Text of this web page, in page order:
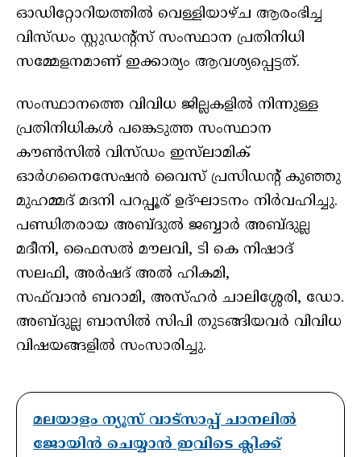
ഓഡിറ്റോറിയത്തിൽ വെള്ളിയാഴ്ച ആരംഭിച്ച
വിസ്ഡം സ്റ്റുഡന്റ്സ് സംസ്ഥാന പ്രതിനിധി
സമ്മേളനമാണ് ഇക്കാര്യം ആവശ്യപ്പെട്ടത്.
സംസ്ഥാനത്തെ വിവിധ ജില്ലകളിൽ നിന്നുള്ള
പ്രതിനിധികൾ പങ്കെടുത്ത സംസ്ഥാന
കൗൺസിൽ വിസ്ഡം ഇസ്‌ലാമിക്
ഓർഗനൈസേഷൻ വൈസ് പ്രസിഡന്റ് കുഞ്ഞു
മുഹമ്മദ് മദനി പറപ്പൂര് ഉദ്ഘാടനം നിർവഹിച്ചു.
പണ്ഡിതരായ അബ്ദുൽ ജബ്ബാർ അബ്ദുല്ല
മദീനി, ഫൈസൽ മൗലവി, ടി കെ നിഷാദ്
സലഫി, അർഷദ് അൽ ഹികമി,
സഫ്‌വാൻ ബറാമി, അസ്‌ഹർ ചാലിശ്ശേരി, ഡോ.
അബ്ദുല്ല ബാസിൽ സിപി തുടങ്ങിയവർ വിവിധ
വിഷയങ്ങളിൽ സംസാരിച്ചു.
മലയാളം ന്യൂസ് വാട്സാപ്പ് ചാനലിൽ
ജോയിൻ ചെയ്യാൻ ഇവിടെ ക്ലിക്ക്